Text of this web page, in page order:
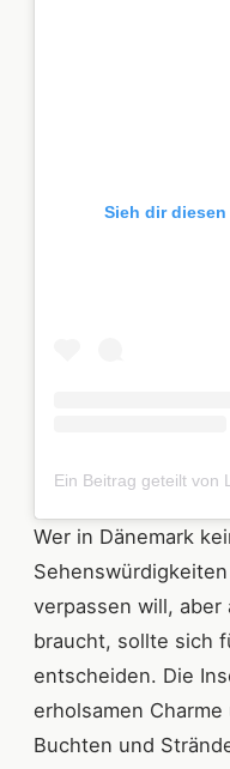
Sieh dir
Ein Beitrag geteilt von
Wer in Dänemark
verpassen will, aber
braucht, sollte sich
entscheiden. Die
erholsamen
Buchten und